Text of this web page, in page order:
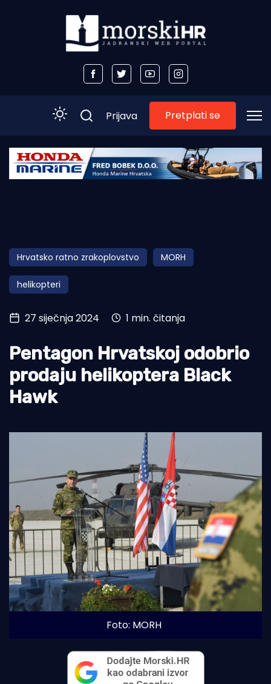
Početna
Obala
Otoci
Turizam i nautika
Pomorstvo
Ekologija
Tradicija i kultura
Prijava Pretplati se
Hrvatsko ratno zrakoplovstvo MORH
helikopteri
27 siječnja 2024 1 min. čitanja
Pentagon Hrvatskoj odobrio
prodaju helikoptera Black
Hawk
Foto: MORH